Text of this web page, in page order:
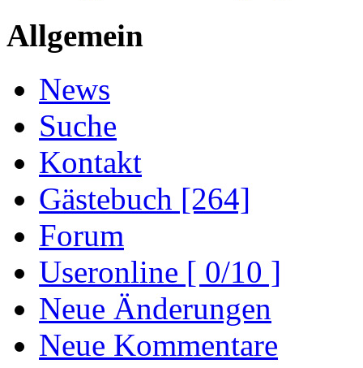
Allgemein
News
Suche
Kontakt
Gästebuch [264]
Forum
Useronline [ 0/10 ]
Neue Änderungen
Neue Kommentare